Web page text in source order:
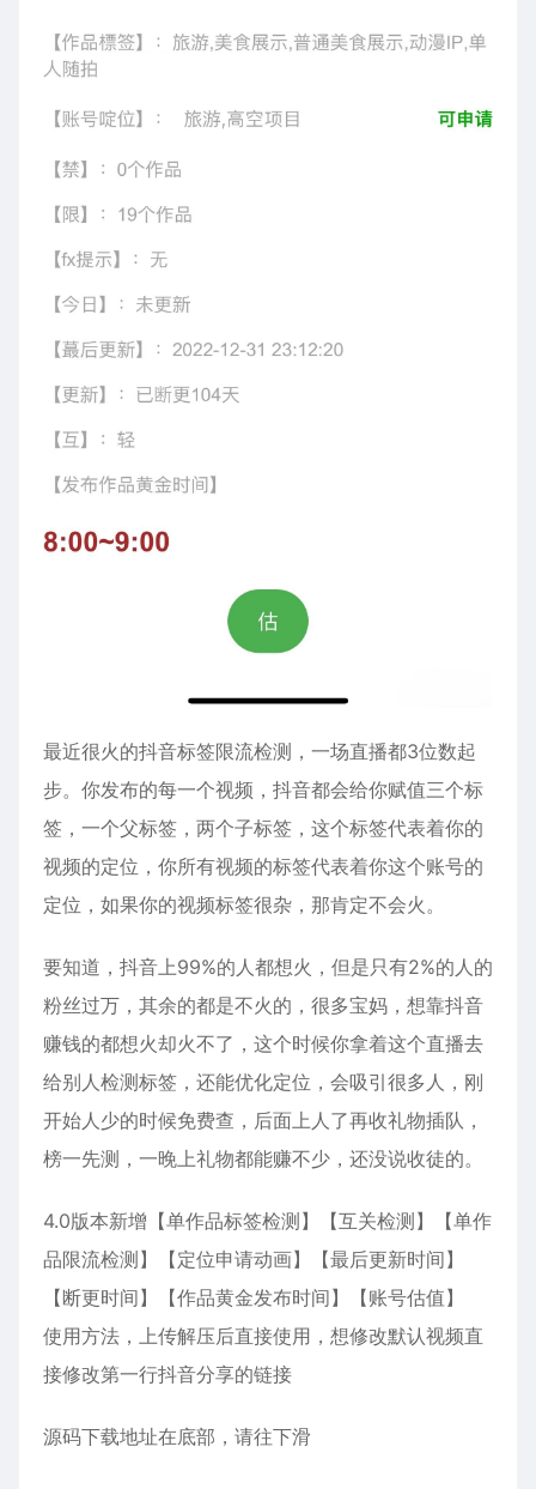
最近很火的抖音标签限流检测，一场直播都3位数起
步。你发布的每一个视频，抖音都会给你赋值三个标
签，一个父标签，两个子标签，这个标签代表着你的
视频的定位，你所有视频的标签代表着你这个账号的
定位，如果你的视频标签很杂，那肯定不会火。
要知道，抖音上99%的人都想火，但是只有2%的人的
粉丝过万，其余的都是不火的，很多宝妈，想靠抖音
赚钱的都想火却火不了，这个时候你拿着这个直播去
给别人检测标签，还能优化定位，会吸引很多人，刚
开始人少的时候免费查，后面上人了再收礼物插队，
榜一先测，一晚上礼物都能赚不少，还没说收徒的。
4.0版本新增【单作品标签检测】【互关检测】【单作
品限流检测】【定位申请动画】【最后更新时间】
【断更时间】【作品黄金发布时间】【账号估值】
使用方法，上传解压后直接使用，想修改默认视频直
接修改第一行抖音分享的链接
源码下载地址在底部，请往下滑